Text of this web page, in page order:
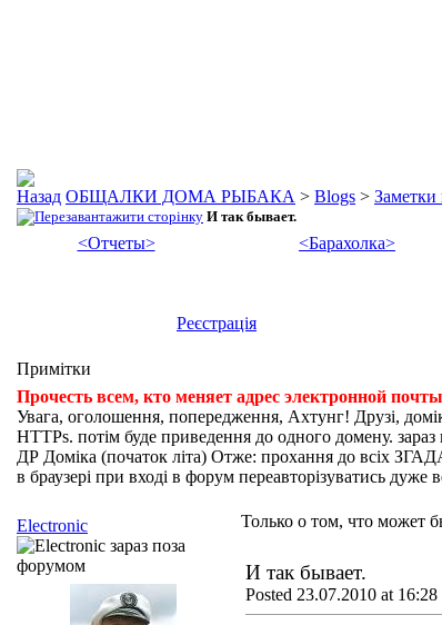
ОБЩАЛКИ ДОМА РЫБАКА > Blogs > Заметки
И так бывает.
<Отчеты>
<Барахолка>
Реєстрація
Примітки
Прочесть всем, кто меняет адрес электронной
Увага, оголошення, попередження, Ахтунг! Друзі,
HTTPs. потім буде приведення до одного домену.
ДР Доміка (початок літа) Отже: прохання до всіх
в браузері при вході в форум переавторізуватись
Только о том, что может
И так бывает.
Posted 23.07.2010 at 16:28
Electronic